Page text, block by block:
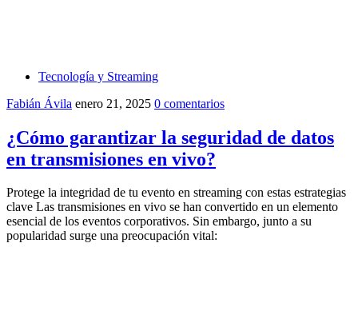
Tecnología y Streaming
Fabián Ávila enero 21, 2025 0 comentarios
¿Cómo garantizar la seguridad de datos
en transmisiones en vivo?
Protege la integridad de tu evento en streaming con estas estrategias
clave Las transmisiones en vivo se han convertido en un elemento
esencial de los eventos corporativos. Sin embargo, junto a su
popularidad surge una preocupación vital: